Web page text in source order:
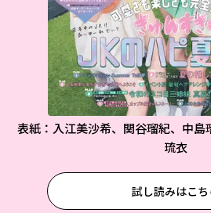
表紙：入江美沙希、関谷瑠紀、中
琉衣
試し読みはこち